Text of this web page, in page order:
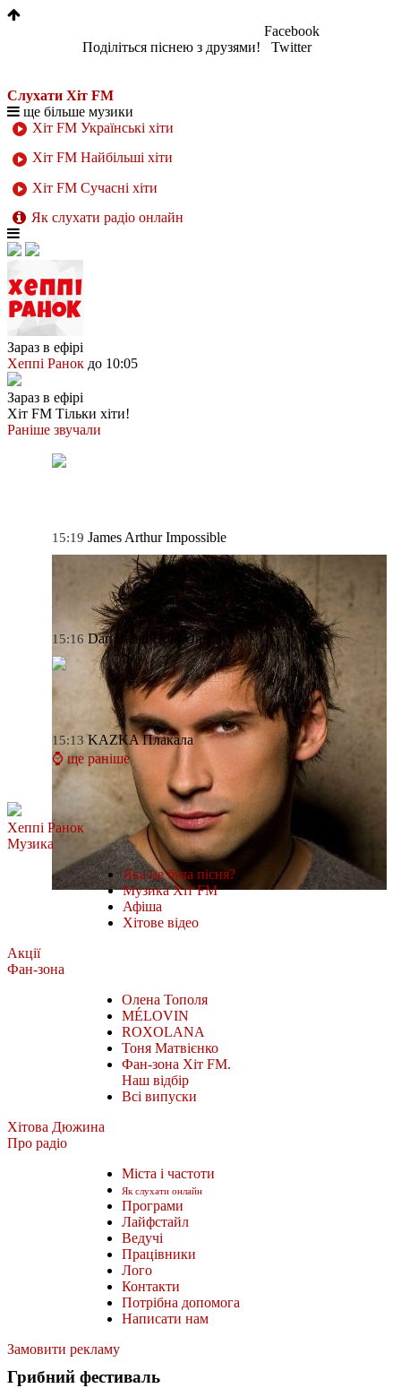
Поділіться піснею з друзями!
Facebook
Twitter
Слухати Хіт FM
ще більше музики
Хіт FM Українські хіти
Хіт FM Найбільші хіти
Хіт FM Сучасні хіти
Як слухати радіо онлайн
Зараз в ефірі
Хеппі Ранок до 10:05
Зараз в ефірі
Хіт FM Тільки хіти!
Раніше звучали
15:19 James Arthur Impossible
15:16 Dan Balan Hold On Love
15:13 KAZKA Плакала
⌚ ще раніше
Хеппі Ранок
Музика
Яка це була пісня?
Музика Хіт FM
Афіша
Хітове відео
Акції
Фан-зона
Олена Тополя
MÉLOVIN
ROXOLANA
Тоня Матвієнко
Фан-зона Хіт FM.
Наш відбір
Всі випуски
Хітова Дюжина
Про радіо
Міста і частоти
Як слухати онлайн
Програми
Лайфстайл
Ведучі
Працівники
Лого
Контакти
Потрібна допомога
Написати нам
Замовити рекламу
Грибний фестиваль